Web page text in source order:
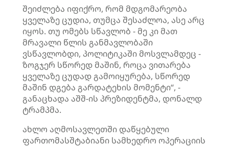
შეიძლება იფიქრო, რომ მდგომარეობა
ყველაზე ცუდია, თუმცა შესაძლოა, ასე არც
იყოს. თუ ომებს სწავლობ - მე კი მათ
მრავალი წლის განმავლობაში
ვსწავლობდი, პოლიტიკაში მოსვლამდეც -
ზოგჯერ სწორედ მაშინ, როცა ვითარება
ყველაზე ცუდად გამოიყურება, სწორედ
მაშინ დგება გარდატეხის მომენტი“, -
განაცხადა აშშ-ის პრეზიდენტმა, დონალდ
ტრამპმა.
ახლო აღმოსავლეთში დაწყებული
ფართომასშტაბიანი სამხედრო ოპერაციის